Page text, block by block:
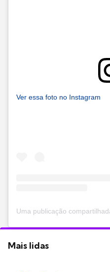
Ver essa foto no Instagram
Mais lidas